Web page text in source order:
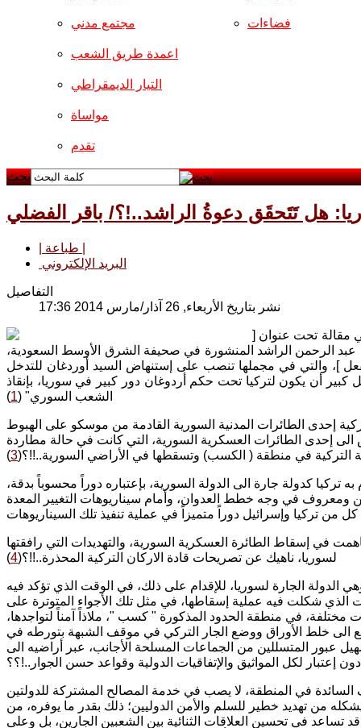
مجتمع مدني فضاءات
اعمدة طريق الشعب
التيار الديمقراطي
مواساة
تقدم
بحث
هل تَتَحقَق دعوةُ الراشد..!؟/ باقر الفضلي
البريد الإلكتروني
التفاصيل
نشر بتاريخ الأربعاء, 26 آذار/مارس 2014 17:36
قد تناولنا بالتعليق في مقالة تحت عنوان [
عبد الرحمن الراشد المنشورة في صحيفة الشرق الأوسط السعودية،
]، والتي في مجملها تنصب على إستنهاض السيد أوردغان للتدخل
أن يكون لتركيا تحت حكم أردوغان دور كبير في سوريا، بإنقاذ
الشعب السوري" (1
)
إحدى الطائرات المدنية السورية القادمة من موسكو على الهبوط
الى إحدى الطائرات العسكرية السورية، التي كانت في حالة مطاردة
التركية في منطقة ( الكسب) وتسقطها في الأراضي السورية..!!؟(3
)
تركيا كدولة جارة الى الدولة السورية، بإعتباره دوراً محسوباً بدقة،
في وجه خطط العدوان، وأمام سيناريوهات التغيير المعدة
في إسقاط الطائرة العسكرية السورية، والتهديدات التي رافقتها
لسوريا، ناهيك عن تصريحات قادة الاركان التركية المحذرة..!!؟(4
)
الدولة الجارة لسوريا، للإقدام على ذلك، في الوقت الذي تؤكد فيه
الذي شكلت فيه عملية إسقاطها، في مثل تلك الأجواء المتوترة على
في منطقة الحدود المذكورة " كسب "، ملاذاً آمناً لتواجدها،
الى خلط الأوراق ووضع الجار التركي في موقف الشبهة بتورطه في
عبور المتسللين من الجماعات المسلحة الأجانب، عبر أراضيه الى
إعتبار لكل المواثيق والإتفاقيات الدولية وقواعد حسن الجوار..!؟؟
في المنطقة، لا يصب في خدمة المصالح المشتركة للدولتين
من تهديد خطير للسلم والأمن الدوليين؛ ذلك بقدر ما يوفره، من
تساعد في تحسين العلاقات الثنائية بين الشعبين الجارين، بل وعلى